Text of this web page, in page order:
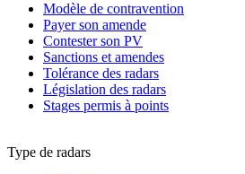
Modèle de contravention
Payer son amende
Contester son PV
Sanctions et amendes
Tolérance des radars
Législation des radars
Stages permis à points
Type de radars